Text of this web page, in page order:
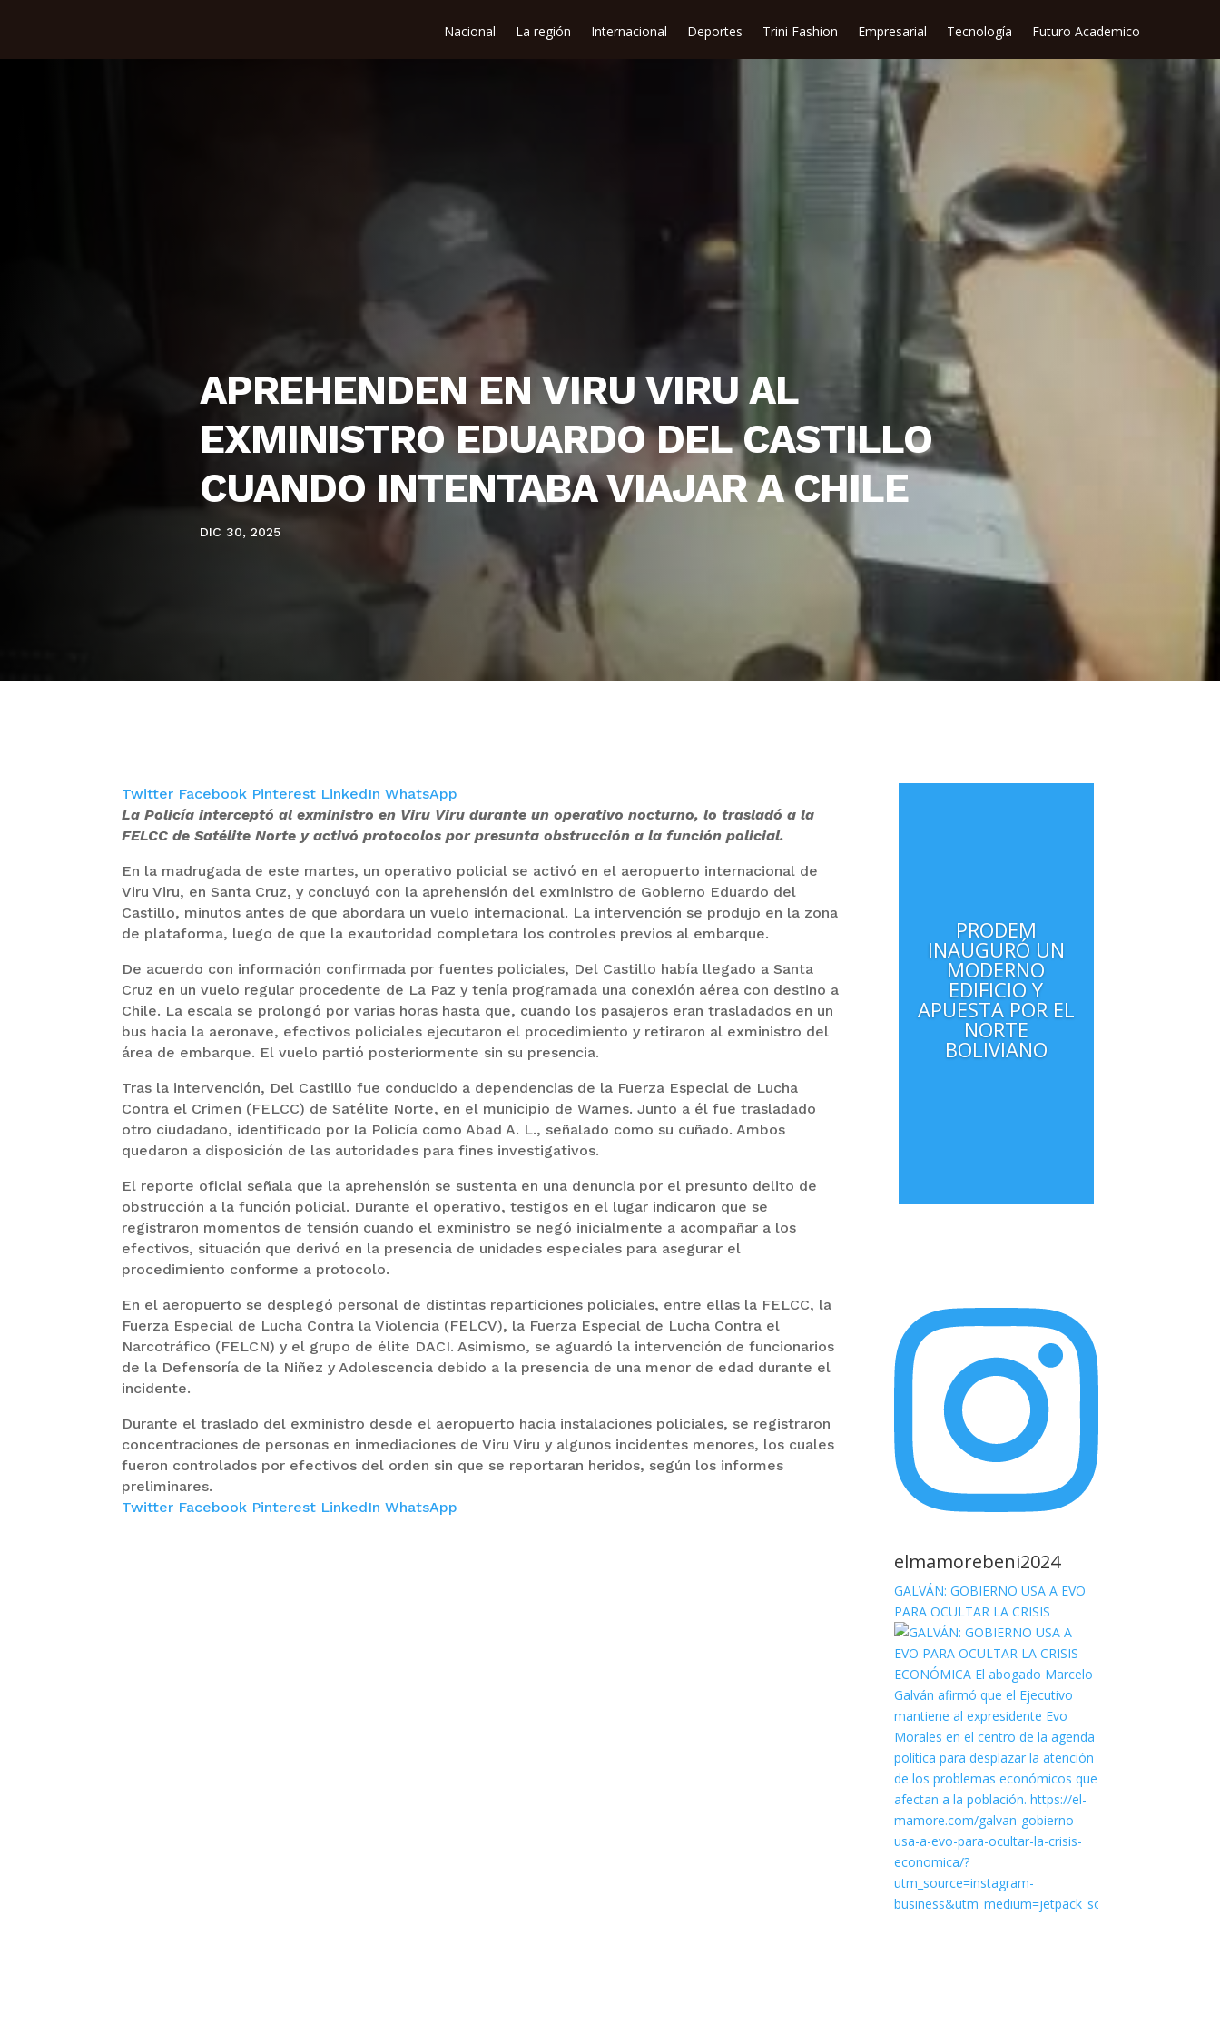
Nacional La región Internacional Deportes Trini Fashion Empresarial Tecnología Futuro Academico
APREHENDEN EN VIRU VIRU AL
EXMINISTRO EDUARDO DEL CASTILLO
CUANDO INTENTABA VIAJAR A CHILE
DIC 30, 2025
Twitter Facebook Pinterest LinkedInWhatsApp
La Policía interceptó al exministro en Viru Viru durante un operativo nocturno, lo trasladó a la
FELCC de Satélite Norte y activó protocolos por presunta obstrucción a la función policial.
En la madrugada de este martes, un operativo policial se activó en el aeropuerto internacional de
Viru Viru, en Santa Cruz, y concluyó con la aprehensión del exministro de Gobierno Eduardo del
Castillo, minutos antes de que abordara un vuelo internacional. La intervención se produjo en la zona
de plataforma, luego de que la exautoridad completara los controles previos al embarque.
De acuerdo con información confirmada por fuentes policiales, Del Castillo había llegado a Santa
Cruz en un vuelo regular procedente de La Paz y tenía programada una conexión aérea con destino a
Chile. La escala se prolongó por varias horas hasta que, cuando los pasajeros eran trasladados en un
bus hacia la aeronave, efectivos policiales ejecutaron el procedimiento y retiraron al exministro del
área de embarque. El vuelo partió posteriormente sin su presencia.
Tras la intervención, Del Castillo fue conducido a dependencias de la Fuerza Especial de Lucha
Contra el Crimen (FELCC) de Satélite Norte, en el municipio de Warnes. Junto a él fue trasladado
otro ciudadano, identificado por la Policía como Abad A. L., señalado como su cuñado. Ambos
quedaron a disposición de las autoridades para fines investigativos.
El reporte oficial señala que la aprehensión se sustenta en una denuncia por el presunto delito de
obstrucción a la función policial. Durante el operativo, testigos en el lugar indicaron que se
registraron momentos de tensión cuando el exministro se negó inicialmente a acompañar a los
efectivos, situación que derivó en la presencia de unidades especiales para asegurar el
procedimiento conforme a protocolo.
En el aeropuerto se desplegó personal de distintas reparticiones policiales, entre ellas la FELCC, la
Fuerza Especial de Lucha Contra la Violencia (FELCV), la Fuerza Especial de Lucha Contra el
Narcotráfico (FELCN) y el grupo de élite DACI. Asimismo, se aguardó la intervención de funcionarios
de la Defensoría de la Niñez y Adolescencia debido a la presencia de una menor de edad durante el
incidente.
Durante el traslado del exministro desde el aeropuerto hacia instalaciones policiales, se registraron
concentraciones de personas en inmediaciones de Viru Viru y algunos incidentes menores, los cuales
fueron controlados por efectivos del orden sin que se reportaran heridos, según los informes
preliminares.
Twitter Facebook Pinterest LinkedInWhatsApp
PRODEM
INAUGURÓ UN
MODERNO
EDIFICIO Y
APUESTA POR EL
NORTE
BOLIVIANO
elmamorebeni2024
GALVÁN: GOBIERNO USA A EVO
PARA OCULTAR LA CRISIS